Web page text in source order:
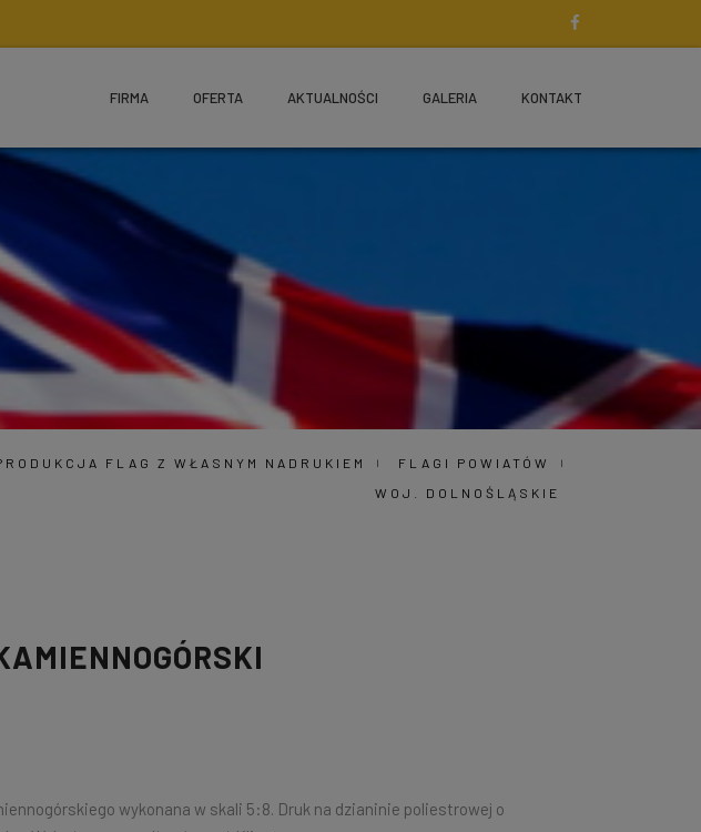
FIRMA OFERTA AKTUALNOŚCI GALERIA KONTAKT
FLAG Z WŁASNYM NADRUKIEM
FLAGI POWIATÓW
WOJ. DOLNOŚLĄSKIE
wykonana w skali 5:8. Druk na dzianinie poliestrowej o